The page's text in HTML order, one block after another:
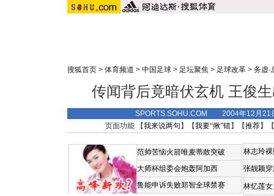
搜狐首页 > 体育频道 > 中国足球 > 足坛聚焦 > 足球改革 > 务虚·
传闻背后竟暗伏玄机 王俊
SPORTS.SOHU.COM 2004年12月21
页面功能 【我来说两句 】【我要“揪”错】【推荐】
范帅苦恼火箭唯麦蒂敢突破
大师杯组委会炮轰阿加西
鲁能申诉失败郑智全球禁赛
林志玲
张靓颖
林忆莲